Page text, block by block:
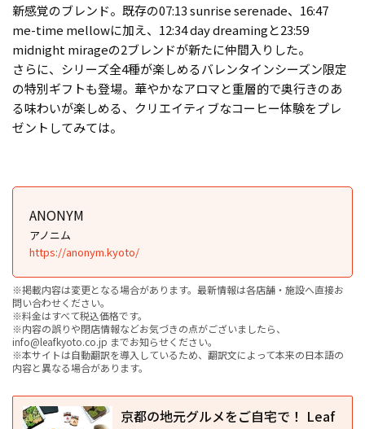
新感覚のブレンド。既存の07:13 sunrise serenade、16:47
me-time mellowに加え、12:34 day dreamingと23:59
midnight mirageの2ブレンドが新たに仲間入りした。
さらに、シリーズ全4種が楽しめるバレンタインシーズン限定
の特別ギフトも登場。華やかなアロマと重層的で奥行きのあ
る味わいが楽しめる、クリエイティブなコーヒー体験をプレ
ゼントしてみては。
ANONYM
アノニム
https://anonym.kyoto/
※掲載内容は変更となる場合があります。最新情報は各店舗・施設へ直接お
問い合わせください。
※料金はすべて税込価格です。
※内容の誤りや閉店情報などお気づきの点がございましたら、
info@leafkyoto.co.jp までお知らせください。
※本サイトは自動翻訳を導入しているため、翻訳文によって本来の日本語の
内容と異なる場合があります。
京都の地元グルメをご自宅で！ Leaf